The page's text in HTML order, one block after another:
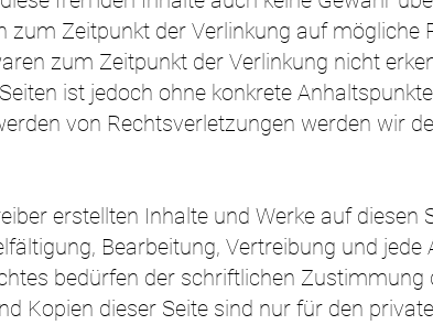
zum Zeitpunkt der Verlinkung auf mögliche
zum Zeitpunkt der Verlinkung nicht
ist jedoch ohne konkrete
von Rechtsverletzungen werden wir
erstellten Inhalte und Werke auf diesen
Bearbeitung, Vertreibung und
bedürfen der schriftlichen Zustimmung
Kopien dieser Seite sind nur für den